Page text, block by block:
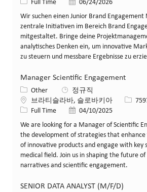
Job 유형
Full Time 게시일06/24/2026
Wir suchen einen Junior Brand Engagement
zentrale Initiativen im Bereich Brand
mitgestaltet. Bringe deine
analytisches Denken ein, um innovative
zu steuern und messbare Ergebnisse zu
Manager Scientific Engagement
카테고리
Other
정규직
위치브라티슬라바, 슬로바키아 Job ID
Job 유형
Full Time 게시일04/10/2025
We are looking for a Manager of Scientific
the development of strategies that
of innovative products and engage with key
medical field. Join us in shaping the future
narratives and scientific engagement.
SENIOR DATA ANALYST (M/F/D)